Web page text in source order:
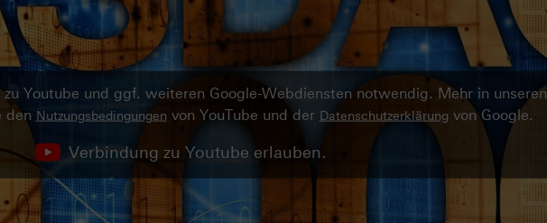
Youtube und ggf. weiteren Google-Webdiensten notwendig. Mehr in unseren
den Nutzungsbedingungen von YouTube und der Datenschutzerklärungvon Google.
Verbindung zu Youtube erlauben.